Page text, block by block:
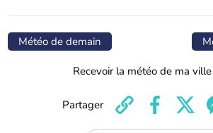
Météo de demain
Recevoir la météo de ma ville
Partager